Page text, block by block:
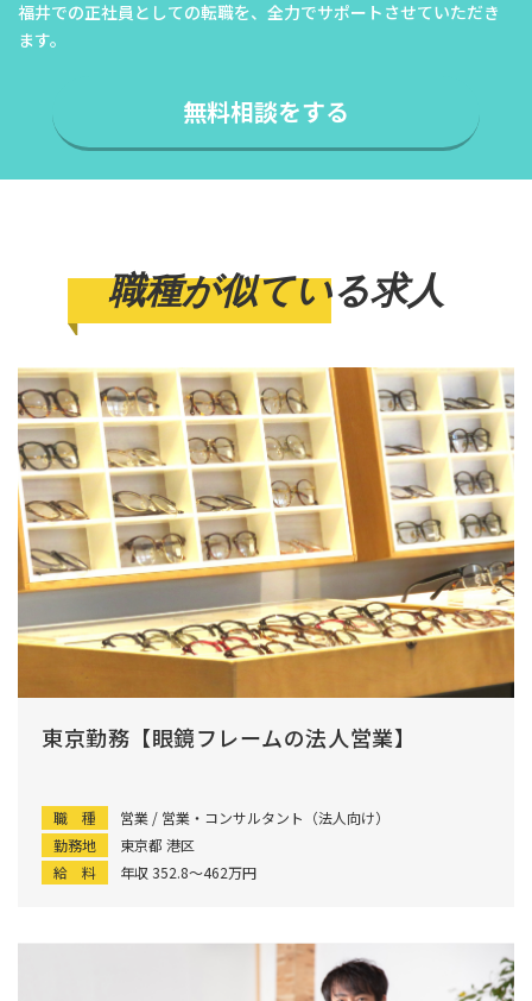
福井での正社員としての転職を、全力でサポートさせていただき
ます。
無料相談をする
職種が似ている求人
東京勤務【眼鏡フレームの法人営業】
職 種
営業 / 営業・コンサルタント（法人向け）
勤務地
東京都 港区
給 料
年収 352.8〜462万円